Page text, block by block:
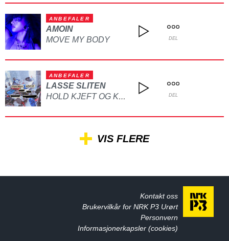
ANBEFALER
AMOIN
MOVE MY BODY
DEL
ANBEFALER
LASSE SLITEN
HOLD KJEFT OG KYSS MEG DEL
VIS FLERE
Kontakt oss
Brukervilkår for NRK P3 Urørt
Personvern
Informasjonerkapsler (cookies)